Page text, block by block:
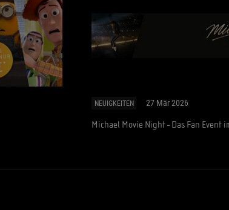
NEUIGKEITEN 27 Mär 2026
Michael Movie Night - Das Fan Event